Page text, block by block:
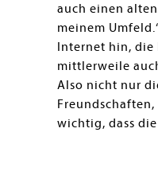
auch einen
meinem
Internet hin, die
mittlerweile
Also nicht nur
wichtig, dass